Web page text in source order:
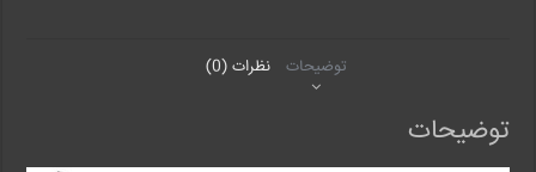
توضیحات نظرات (0)
توضیحات